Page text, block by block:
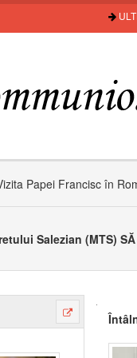
Papei Francisc în
Salezian (MTS) SĂ